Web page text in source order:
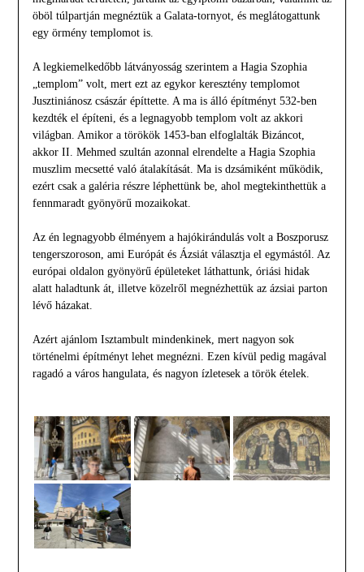
öböl túlpartján megnéztük a Galata-tornyot, és meglátogattunk
egy örmény templomot is.
A legkiemelkedőbb látványosság szerintem a Hagia Szophia
„templom” volt, mert ezt az egykor keresztény templomot
Jusztiniánosz császár építtette. A ma is álló építményt 532-ben
kezdték el építeni, és a legnagyobb templom volt az akkori
világban. Amikor a törökök 1453-ban elfoglalták Bizáncot,
akkor II. Mehmed szultán azonnal elrendelte a Hagia Szophia
muszlim mecsetté való átalakítását. Ma is dzsámiként működik,
ezért csak a galéria részre léphettünk be, ahol megtekinthettük a
fennmaradt gyönyörű mozaikokat.
Az én legnagyobb élményem a hajókirándulás volt a Boszporusz
tengerszoroson, ami Európát és Ázsiát választja el egymástól. Az
európai oldalon gyönyörű épületeket láthattunk, óriási hidak
alatt haladtunk át, illetve közelről megnézhettük az ázsiai parton
lévő házakat.
Azért ajánlom Isztambult mindenkinek, mert nagyon sok
történelmi építményt lehet megnézni. Ezen kívül pedig magával
ragadó a város hangulata, és nagyon ízletesek a török ételek.